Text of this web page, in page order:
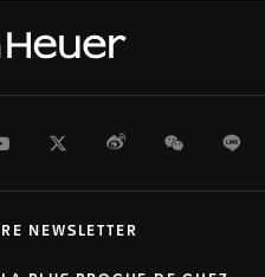
YoutubeTwitterWeiboWeChat
NEWSLETTER